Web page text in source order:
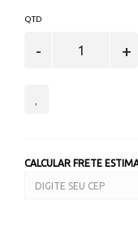
QTD
CALCULAR FRETE